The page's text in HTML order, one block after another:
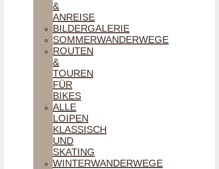
&
ANREISE
BILDERGALERIE
SOMMERWANDERWEGE
ROUTEN
&
TOUREN
FÜR
BIKES
ALLE
LOIPEN
KLASSISCH
UND
SKATING
WINTERWANDERWEGE